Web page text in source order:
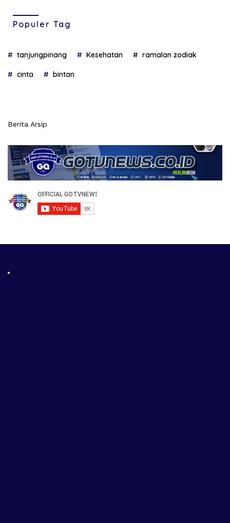
Populer Tag
tanjungpinang Kesehatan ramalan zodiak
cinta bintan
Berita Arsip